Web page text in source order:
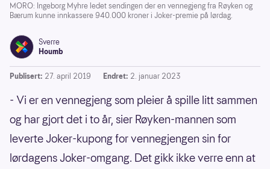
MORO: Ingeborg Myhre ledet sendingen der en vennegjeng fra Røyken og
Bærum kunne innkassere 940.000 kroner i Joker-premie på lørdag.
Sverre
Houmb
Publisert: 27. april 2019 Endret: 2. januar 2023
- Vi er en vennegjeng som pleier å spille litt sammen
og har gjort det i to år, sier Røyken-mannen som
leverte Joker-kupong for vennegjengen sin for
lørdagens Joker-omgang. Det gikk ikke verre enn at